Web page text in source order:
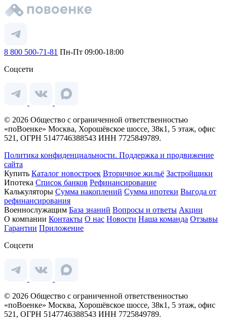
8 800 500-71-81 Пн-Пт 09:00-18:00
Соцсети
© 2026 Общество с ограниченной ответственностью
«поВоенке» Москва, Хорошёвское шоссе, 38к1, 5 этаж, офис
521, ОГРН 5147746388543 ИНН 7725849789.
Политика конфиденциальности. Поддержка и продвижение
сайта
Купить Каталог новостроек Вторичное жильё Застройщики
Ипотека Список банков Рефинансирование
Калькуляторы Сумма накоплений Сумма ипотеки Выгода от
рефинансирования
Военнослужащим База знаний Вопросы и ответы Акции
О компании Контакты О нас Новости Наша команда Отзывы
Гарантии Приложение
Соцсети
© 2026 Общество с ограниченной ответственностью
«поВоенке» Москва, Хорошёвское шоссе, 38к1, 5 этаж, офис
521, ОГРН 5147746388543 ИНН 7725849789.